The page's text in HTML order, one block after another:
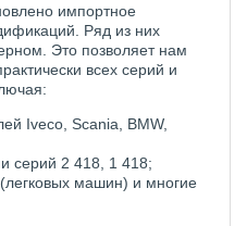
импортное
Ряд из них
Это позволяет нам
всех серий и
Iveco Scania BMW,
серий 2 418, 1 418;
(легковых машин) и многие